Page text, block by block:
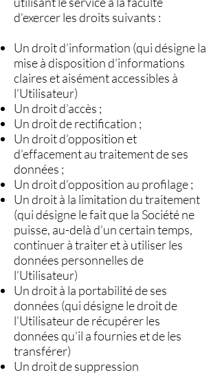
d’exercer les droits suivants :
Un droit d’information (qui désigne la
mise à disposition d’informations
claires et aisément accessibles à
l’Utilisateur)
Un droit d’accès ;
Un droit de rectification ;
Un droit d’opposition et
d’effacement au traitement de ses
données ;
Un droit d’opposition au profilage ;
Un droit à la limitation du traitement
(qui désigne le fait que la Société ne
puisse, au-delà d’un certain temps,
continuer à traiter et à utiliser les
données personnelles de
l’Utilisateur)
Un droit à la portabilité de ses
données (qui désigne le droit de
l’Utilisateur de récupérer les
données qu’il a fournies et de les
transférer)
Un droit de suppression